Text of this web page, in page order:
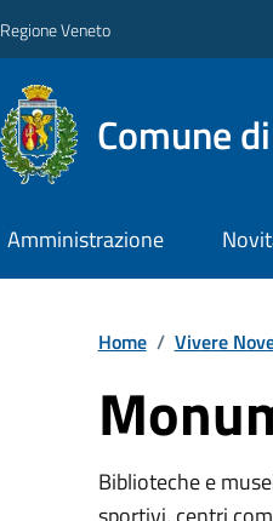
Regione Veneto
Comune
Amministrazione
Home / Vivere
Biblioteche e